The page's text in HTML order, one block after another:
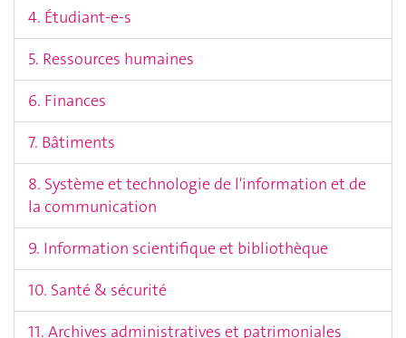
4. Étudiant-e-s
5. Ressources humaines
6. Finances
7. Bâtiments
8. Système et technologie de l'information et de
la communication
9. Information scientifique et bibliothèque
10. Santé & sécurité
11. Archives administratives et patrimoniales